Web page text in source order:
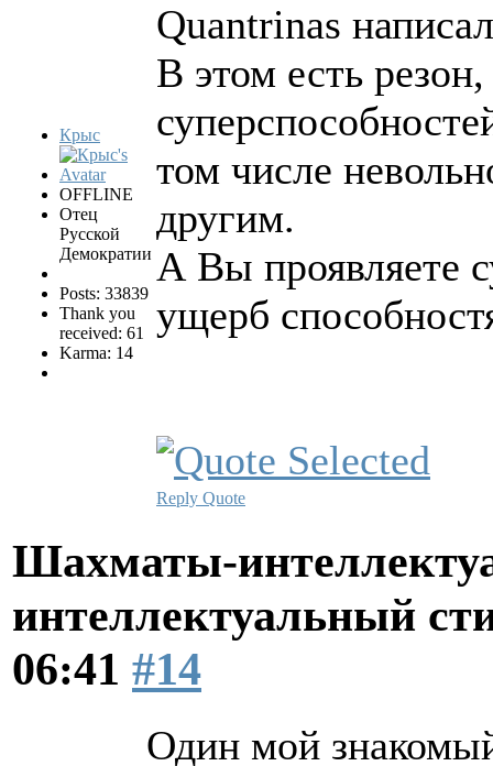
Крыс
OFFLINE
Отец
Русской
Демократии
Posts: 33839
Thank you
received: 61
Karma: 14
Quantrinas
В этом есть
том числе
другим.
А Вы проявляете
ущерб
Reply Quote
Шахматы-
интеллектуальный
06:41 #14
Один мой